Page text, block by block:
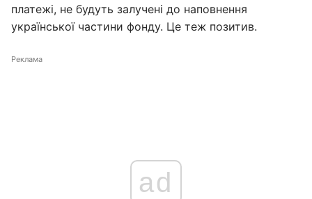
платежі, не будуть залучені до наповнення
української частини фонду. Це теж позитив.
Реклама
ad